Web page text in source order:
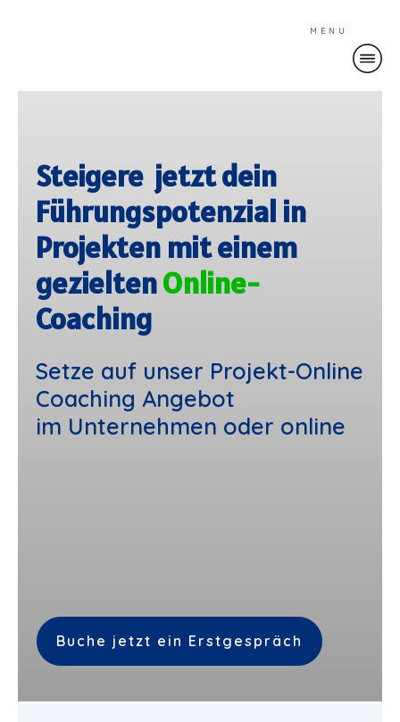
MENU
Steigere jetzt dein
Führungspotenzial in
Projekten mit einem
gezieltenOnline-
Coaching
Setze auf unser Projekt-Online
Coaching Angebot
im Unternehmen oder online
Buche jetzt ein Erstgespräch